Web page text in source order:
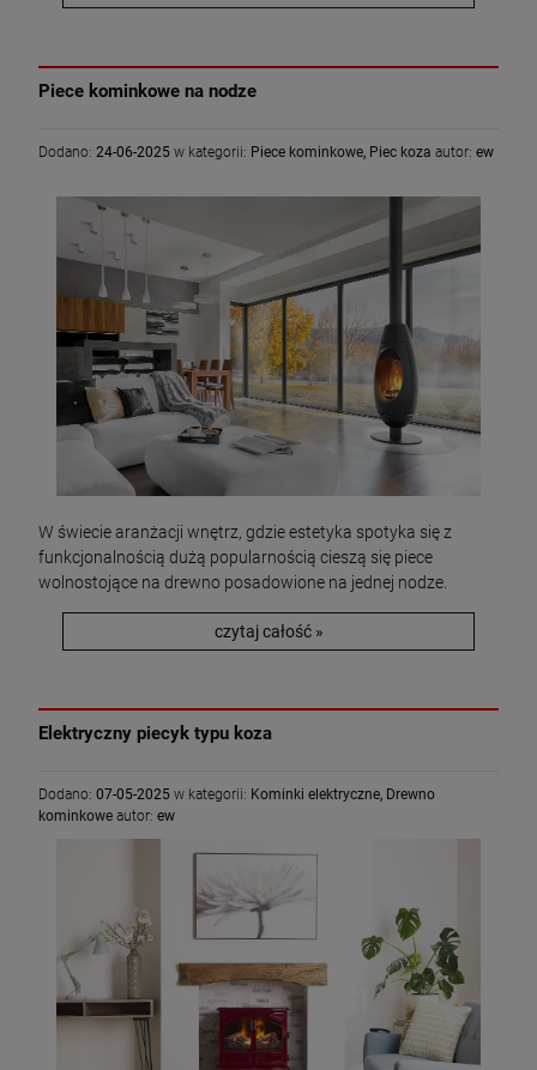
Piece kominkowe na nodze
Dodano: 24-06-2025 w kategorii: Piece kominkowe, Piec koza autor: ew
W świecie aranżacji wnętrz, gdzie estetyka spotyka się z
funkcjonalnością dużą popularnością cieszą się piece
wolnostojące na drewno posadowione na jednej nodze.
czytaj całość »
Elektryczny piecyk typu koza
Dodano: 07-05-2025 w kategorii: Kominki elektryczne, Drewno
kominkowe autor: ew